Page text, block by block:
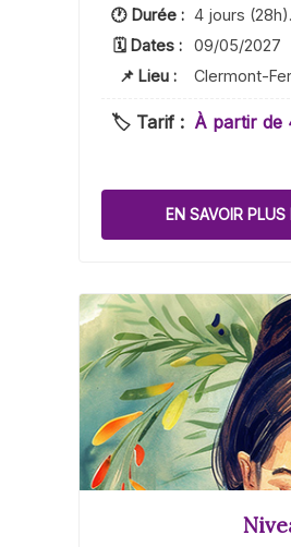
🕐 Durée : 4 jours (28h).
🗓 Dates :
09/05/2027
📌 Lieu :
Clermont-
🏷️ Tarif : À partir de
EN SAVOIR